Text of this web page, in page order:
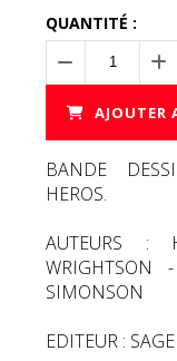
QUANTITÉ :
AJOUTER
BANDE
HEROS.
AUTEURS :
WRIGHTSON
SIMONSON
EDITEUR :